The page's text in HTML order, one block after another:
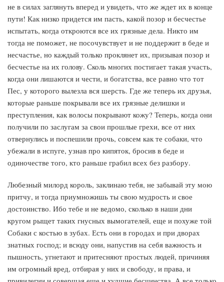
не в силах заглянуть вперед и увидеть, что же ждет их в конце
пути! Как низко придется им пасть, какой позор и бесчестье
испытать, когда откроются все их грязные дела. Никто им
тогда не поможет, не посочувствует и не поддержит в беде и
несчастье, но каждый только проклянет их, призывая позор и
бесчестье на их голову. Сколь многих постигает такая участь,
когда они лишаются и чести, и богатства, все равно что тот
Пес, у которого вылезла вся шерсть. Где же теперь их друзья,
которые раньше покрывали все их грязные делишки и
преступления, как волосы покрывают кожу? Теперь, когда они
получили по заслугам за свои прошлые грехи, все от них
отвернулись и поспешили прочь, совсем как те собаки, что
убежали в испуге, узнав про кипяток, бросив в беде и
одиночестве того, кто раньше грабил всех без разбору.
Любезный милорд король, заклинаю тебя, не забывай эту мою
притчу, и тогда приумножишь ты свою мудрость и свое
достоинство. Ибо тебе и не ведомо, сколько в наши дни
кругом рыщет таких гнусных вымогателей, еще и похуже той
Собаки с костью в зубах. Есть они в городах и при дворах
знатных господ; и всюду они, напустив на себя важность и
пышность, угнетают и притесняют простых людей, причиняя
им огромный вред, отбирая у них и свободу, и права, и